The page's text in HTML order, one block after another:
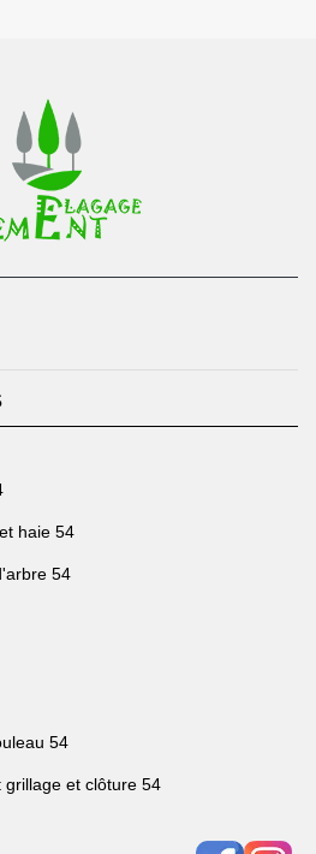
haie 54
54
54
grillage et clôture 54